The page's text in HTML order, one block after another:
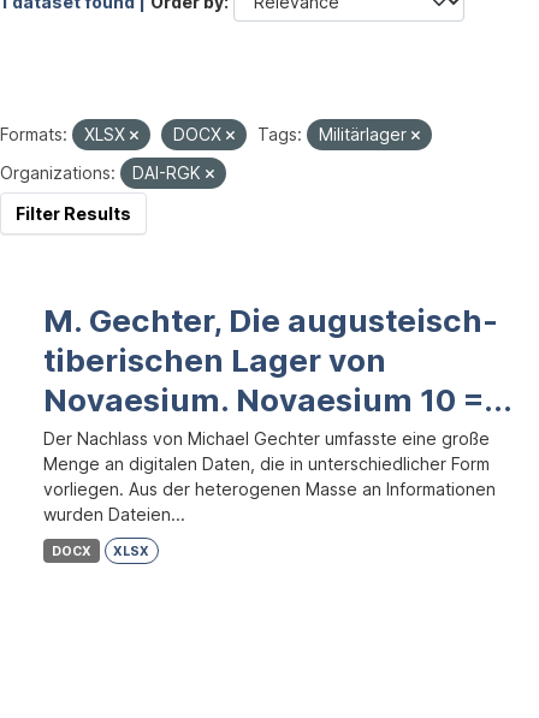
Formats: XLSX DOCX Tags:
Militärlager
Organizations:
DAI-RGK
Filter Results
M. Gechter, Die augusteisch-
tiberischen Lager von
Novaesium. Novaesium 10 =...
Der Nachlass von Michael Gechter umfasste eine große
Menge an digitalen Daten, die in unterschiedlicher Form
vorliegen. Aus der heterogenen Masse an Informationen
wurden Dateien...
DOCX XLSX